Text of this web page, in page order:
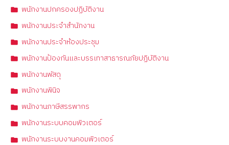
พนักงานปกครองปฏิบัติงาน
พนักงานประจำสำนักงาน
พนักงานประจำห้องประชุม
พนักงานป้องกันและบรรเทาสาธารณภัยปฏิบัติงาน
พนักงานพัสดุ
พนักงานพินิจ
พนักงานภาษีสรรพากร
พนักงานระบบคอมพิวเตอร์
พนักงานระบบงานคอมพิวเตอร์